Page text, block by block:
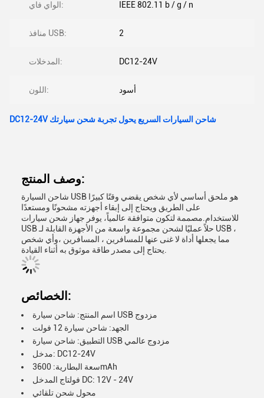
الواي فاي: IEEE 802.11 b / g / n
منافذ USB: 2
المدخلات: DC12-24V
اللون: أسود
DC12-24V شاحن السيارات السريع يحول تجربة شحن سيارتك
وصف المنتج:
شاحن السيارة USB هو ملحق أساسي لأي شخص يقضي وقتًا كبيرًا
على الطريق ويحتاج إلى إبقاء أجهزته مشحونًا ومستعدًا
للاستخدام.مصممة لتكون متوافقة عالمياً، يوفر جهاز شحن سيارات
USB حلاً عمليًا لشحن مجموعة واسعة من الأجهزة القابلة لـ USB ،
مما يجعلها أداة لا غنى عنها للمسافرين ، المسافرين ،وأي شخص
الخصائص:
اسم المنتج: شاحن سيارة USB مزدوج
الجهد: شاحن سيارة 12 فولت
التطبيق: شاحن سيارة USB مزدوج عالمي
مدخل: DC12-24V
سعة البطارية: 3600mAh
فولتاج المدخل DC: 12V - 24V
محول شحن تلقائي